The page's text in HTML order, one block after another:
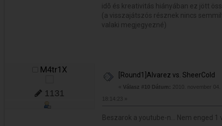
idõ és kreativitás hiányában ez jött
(a visszajátszós résznek nincs
valaki megjegyezné)
M4tr1X
1131
[Round1]Alvarez vs. SheerCold
« Válasz #10 Dátum:
2010. november 04.
18:14:23 »
Beszarok a youtube-n... Nem enged 1